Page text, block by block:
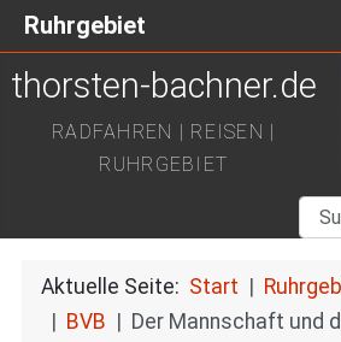
thorsten-bachner.de
RADFAHREN | REISEN |
RUHRGEBIET
Aktuelle Seite: Start
BVB
Der Mannschaft und
Ruhrgebiet